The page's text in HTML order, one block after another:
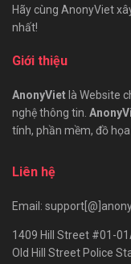
Hãy cùng AnonyViet
nhất!
Giới thiệu
AnonyViet là Website
nghệ thông tin.
tính, phần mềm, đồ họa
Liên hệ
Email:
1409 Hill Street #01-
Old Hill Street Police